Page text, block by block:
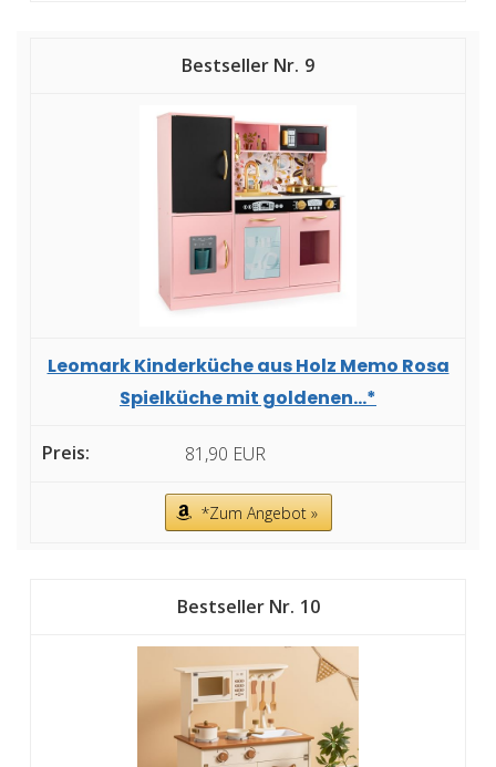
9
Leomark Kinderküche aus Holz Memo Rosa
Spielküche mit goldenen...*
81,90 EUR
*Zum Angebot »
10